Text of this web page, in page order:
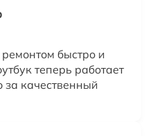
быстро и
теперь работает
за качественный